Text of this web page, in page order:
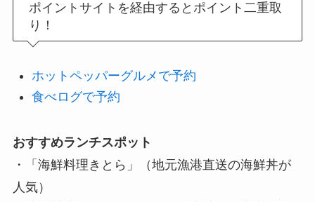
ポイントサイトを経由するとポイント二重取
り！
ホットペッパーグルメで予約
食べログで予約
おすすめランチスポット
・「海鮮料理きとら」（地元漁港直送の海鮮丼が
人気）